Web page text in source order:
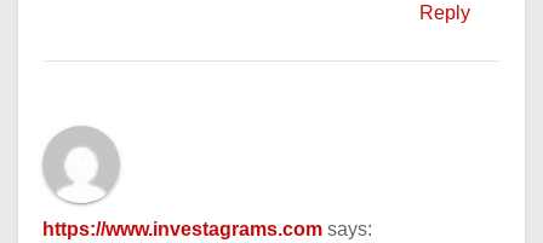
Reply
https://www.investagrams.com says: